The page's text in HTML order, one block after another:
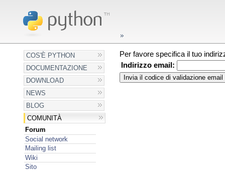
COS'È PYTHON
DOCUMENTAZIONE
DOWNLOAD
NEWS
BLOG
COMUNITÀ
Forum
Social network
Mailing list
Wiki
Sito
Per favore specifica il tuo
Indirizzo email: